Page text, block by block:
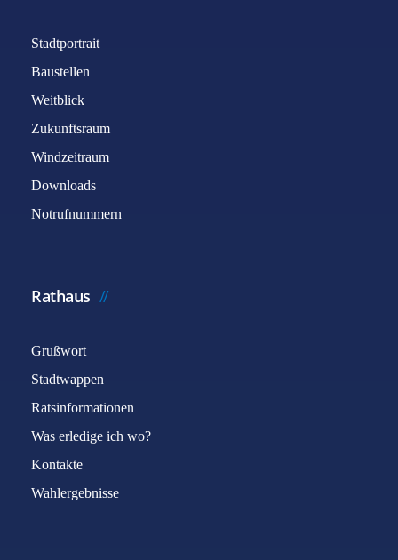
Stadtportrait
Baustellen
Weitblick
Zukunftsraum
Windzeitraum
Downloads
Notrufnummern
Rathaus
Grußwort
Stadtwappen
Ratsinformationen
Was erledige ich wo?
Kontakte
Wahlergebnisse